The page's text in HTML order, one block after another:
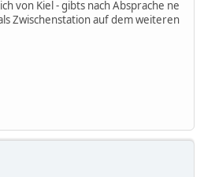
von Kiel - gibts nach Absprache ne
Zwischenstation auf dem weiteren